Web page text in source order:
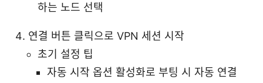
하는 노드 선택
연결 버튼 클릭으로 VPN 세션 시작
초기 설정 팁
자동 시작 옵션 활성화로 부팅 시 자동 연결